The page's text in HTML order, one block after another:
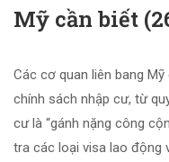
Mỹ cần biết
Các cơ quan liên bang
chính sách nhập cư, từ
cư là “gánh nặng công
tra các loại visa lao động